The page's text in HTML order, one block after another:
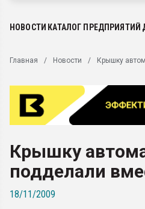
план в переработке
"Технониколь" довольна
на строительном рынке
что касается выдува ПЭТ
поверхности пуансона для
отходы Композиция
и АБС-пластика
PC/ABS-1IM черный цвет
НОВОСТИ КАТАЛОГ ПРЕДПРИЯТИЙ
Главная Новости Крышку
Крышку
подделали
18/11/2009